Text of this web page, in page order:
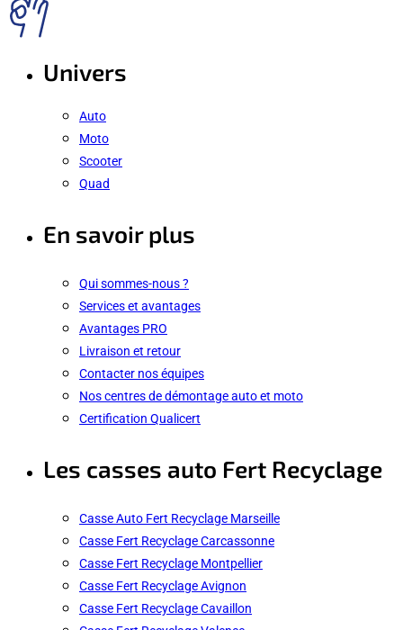
Univers
Auto
Moto
Scooter
Quad
En savoir plus
Qui sommes-nous ?
Services et avantages
Avantages PRO
Livraison et retour
Contacter nos équipes
Nos centres de démontage auto et moto
Certification Qualicert
Les casses auto Fert Recyclage
Casse Auto Fert Recyclage Marseille
Casse Fert Recyclage Carcassonne
Casse Fert Recyclage Montpellier
Casse Fert Recyclage Avignon
Casse Fert Recyclage Cavaillon